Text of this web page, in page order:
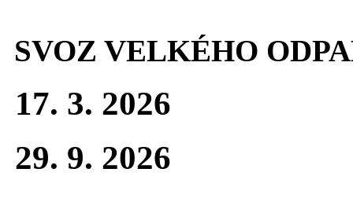
SVOZ VELKÉHO
17. 3. 2026
29. 9. 2026